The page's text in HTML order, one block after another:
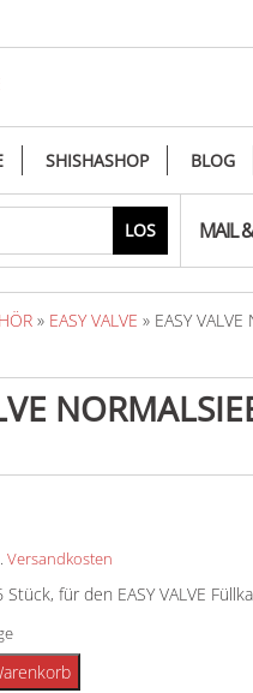
SHISHASHOP BLOG
LOS MAIL
» EASY VALVE » EASY VALVE
Versandkosten
für den EASY VALVE